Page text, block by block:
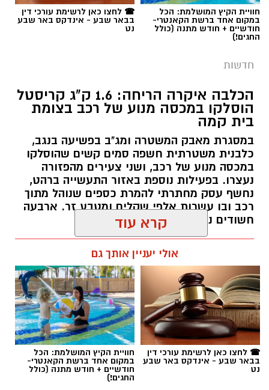
קרדיט: זק"א
התפתחות קשה וכואבת בפרשת היעדרותו של
אלדר דיין ז"ל, צעיר בן 23 מדימונה, שנעדר מאז
סוף חודש יולי. משטרת ישראל התירה היום
(חמישי) לפרסום כי הגופה שאותרה הבוקר בשטח
דיין, לאחר השלמת הליך הזיהוי במכון הלאומי
לרפואה משפטית. הודעה מרה נמסרה למשפחתו.
​אתמול, בהתאם להנחיית מפקד מחוז מרכז, ניצב
אמיר כהן, הועברה חקירת ההיעדרות מאחריות
תחנת דימונה במחוז דרום לידי היחידה המרכזית
(ימ"ר) שרון, זאת לאחר שמוצו כלל פעולות החיפוש
וכיווני הבדיקה שבוצעו עד כה.
חוויית הקיץ המושלמת: הכל
במקום אחד ברשת הקאנטרי-
חודשיים + חודש מתנה (כולל
החגים!)
☎ לחצו כאן לרשימת עורכי דין
בבאר שבע - אינדקס באר שבע
נט
חדשות
הכלבה איקרה הריחה: 1.6 ק"ג קריסטל
הוסלקו במכסה מנוע של רכב בצומת
בית קמה
במסגרת מאבק המשטרה ומג"ב בפשיעה בנגב,
כלבנית משטרתית חשפה סמים קשים שהוסלקו
במכסה מנוע של רכב, ושני צעירים מהפזורה
נעצרו. בפעילות נוספת באזור התעשייה ברהט,
נחשף עסק מחתרתי להמרת כספים שנוהל מתוך
רכב ובו עשרות אלפי שקלים ומטבע זר. ארבעה
חשודים נעצרו בסך הכל.
תגים:משטרה
קרא עוד
אולי יעניין אותך גם
☎ לחצו כאן לרשימת עורכי דין
בבאר שבע - אינדקס באר שבע
נט
חוויית הקיץ המושלמת: הכל
במקום אחד ברשת הקאנטרי-
חודשיים + חודש מתנה (כולל
החגים!)